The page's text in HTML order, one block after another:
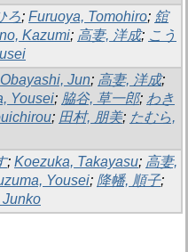
ろ; Furuoya, Tomohiro; 舘
Kazumi; 高妻, 洋成; こう
Obayashi, Jun; 高妻, 洋成;
Yousei; 脇谷, 草一郎; わき
; 田村, 朋美; たむら,
; Koezuka, Takayasu; 高妻,
Yousei; 降幡, 順子;